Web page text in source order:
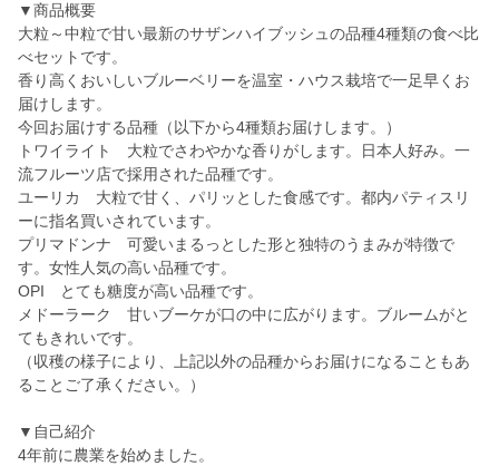
▼商品概要
大粒～中粒で甘い最新のサザンハイブッシュの品種4種類の食べ比
べセットです。
香り高くおいしいブルーベリーを温室・ハウス栽培で一足早くお
届けします。
今回お届けする品種（以下から4種類お届けします。）
トワイライト 大粒でさわやかな香りがします。日本人好み。一
流フルーツ店で採用された品種です。
ユーリカ 大粒で甘く、パリッとした食感です。都内パティスリ
ーに指名買いされています。
プリマドンナ 可愛いまるっとした形と独特のうまみが特徴で
す。女性人気の高い品種です。
OPI とても糖度が高い品種です。
メドーラーク 甘いブーケが口の中に広がります。ブルームがと
てもきれいです。
（収穫の様子により、上記以外の品種からお届けになることもあ
ることご了承ください。）
▼自己紹介
4年前に農業を始めました。